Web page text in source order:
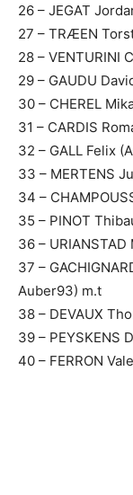
26 – JEGAT
27 – TRÆEN
28 – VENTURINI
29 – GAUDU
30 – CHEREL
31 – CARDIS
32 – GALL Felix
33 – MERTENS
34 –
35 – PINOT
36 –
37 –
Auber93) m.t
38 – DEVAUX
39 – PEYSKENS
40 – FERRON